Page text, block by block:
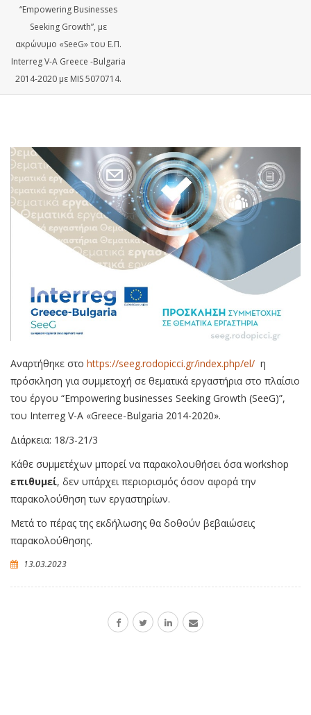
“Empowering Businesses
Seeking Growth”, με
ακρώνυμο «SeeG» του Ε.Π.
Interreg V-A Greece -Bulgaria
2014-2020 με MIS 5070714.
Αναρτήθηκε στο https://seeg.rodopicci.gr/index.php/el/ η
πρόσκληση για συμμετοχή σε θεματικά εργαστήρια στο πλαίσιο
του έργου “Empowering businesses Seeking Growth (SeeG)”,
του Interreg V-A «Greece-Bulgaria 2014-2020».
Διάρκεια: 18/3-21/3
Κάθε συμμετέχων μπορεί να παρακολουθήσει όσα workshop
επιθυμεί, δεν υπάρχει περιορισμός όσον αφορά την
παρακολούθηση των εργαστηρίων.
Μετά το πέρας της εκδήλωσης θα δοθούν βεβαιώσεις
παρακολούθησης.
13.03.2023